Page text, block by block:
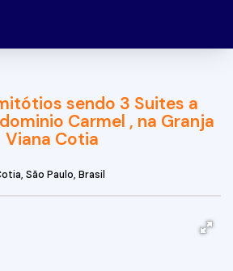
sendo 3 Suites a
Carmel , na Granja
Viana Cotia
, São Paulo, Brasil